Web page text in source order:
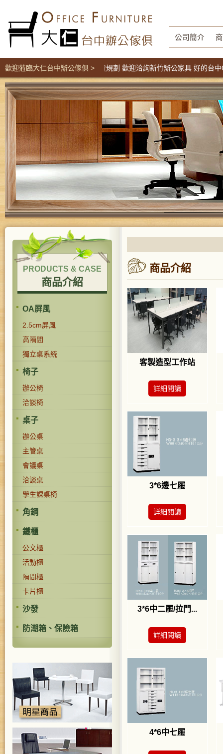
公司簡介
歡迎蒞臨大仁台中辦公傢俱 >
辦公家具工廠直營價 免費規劃 歡迎洽詢新竹辦公家具 好的台中OA
PRODUCTS & CASE
商品介紹
OA屏風
2.5cm屏風
高隔間
獨立桌系統
椅子
辦公椅
洽談椅
桌子
辦公桌
主管桌
會議桌
洽談桌
學生課桌椅
角鋼
鐵櫃
公文櫃
活動櫃
隔間櫃
卡片櫃
沙發
防潮箱、保險箱
商品介紹
客製造型工作站
詳細閱讀
3*6邊七屜
詳細閱讀
3*6中二屜/拉門...
詳細閱讀
4*6中七屜